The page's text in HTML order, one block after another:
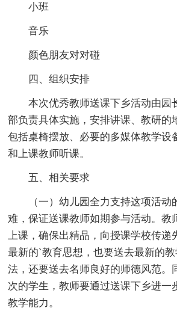
小班
音乐
颜色朋友对对碰
四、组织安排
本次优秀教师送课下乡活动由园
部负责具体实施，安排讲课、教研的
包括桌椅摆放、必要的多媒体教学设
和上课教师听课。
五、相关要求
（一）幼儿园全力支持这项活动
难，保证送课教师如期参与活动。教
上课，确保出精品，向授课学校传递
最新的`教育思想，也要送去最新的
法，还要送去名师良好的师德风范。
次的学生，教师要通过送课下乡进一
教学能力。